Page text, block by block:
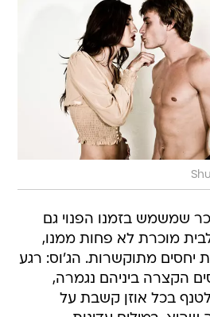
שמשמש בזמנו הפנוי גם
מוכרת לא פחות ממנו,
יחסים מתוקשרות. הג'וס: רגע
הקצרה ביניהם נגמרה,
בכל אוזן קשבת על